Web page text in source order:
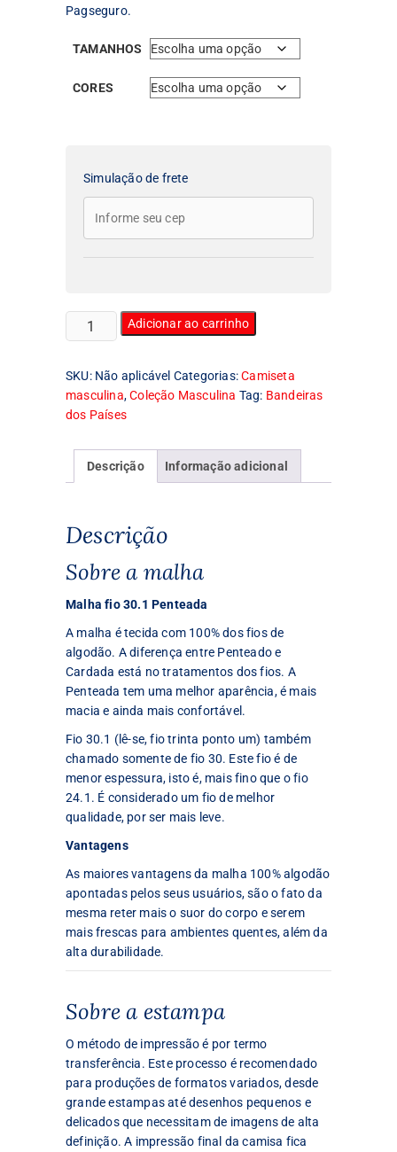
Pagseguro.
TAMANHOS
CORES
Simulação de frete
Camiseta
Masculina
da
Escócia
quantidade
Adicionar ao carrinho
SKU: Não aplicável Categorias:Camiseta
masculina,Coleção Masculina Tag: Bandeiras
dos Países
Descrição Informação adicional
Descrição
Sobre a malha
Malha fio 30.1 Penteada
A malha é tecida com 100% dos fios de
algodão. A diferença entre Penteado e
Cardada está no tratamentos dos fios. A
Penteada tem uma melhor aparência, é mais
macia e ainda mais confortável.
Fio 30.1 (lê-se, fio trinta ponto um) também
chamado somente de fio 30. Este fio é de
menor espessura, isto é, mais fino que o fio
24.1. É considerado um fio de melhor
qualidade, por ser mais leve.
Vantagens
As maiores vantagens da malha 100% algodão
apontadas pelos seus usuários, são o fato da
mesma reter mais o suor do corpo e serem
mais frescas para ambientes quentes, além da
alta durabilidade.
Sobre a estampa
O método de impressão é por termo
transferência. Este processo é recomendado
para produções de formatos variados, desde
grande estampas até desenhos pequenos e
delicados que necessitam de imagens de alta
definição. A impressão final da camisa fica